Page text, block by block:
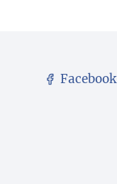
Facebook